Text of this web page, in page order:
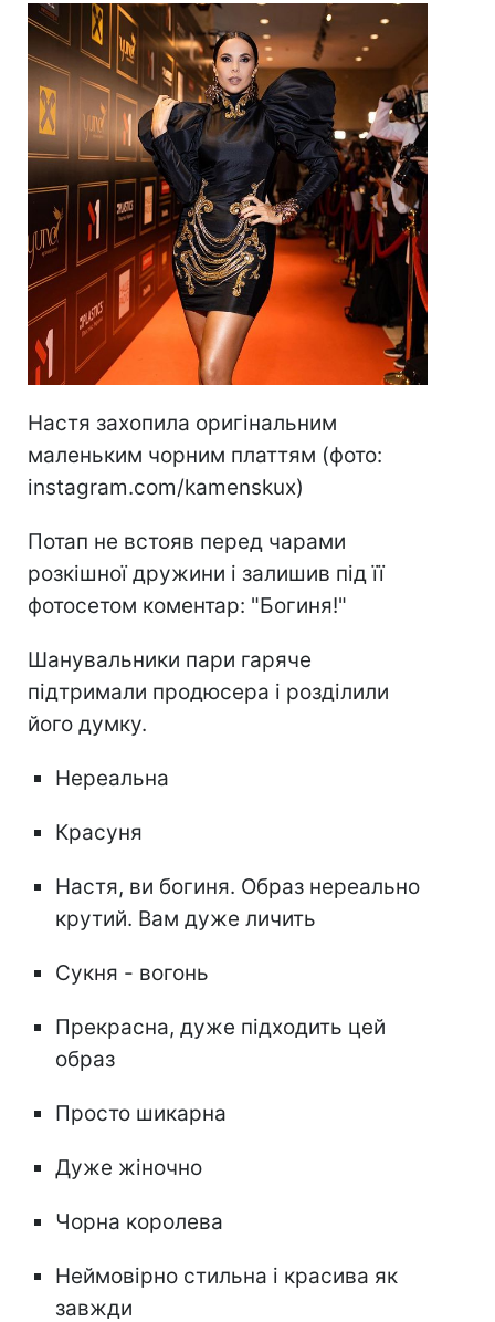
Настя захопила оригінальним
маленьким чорним платтям (фото:
instagram.com/kamenskux)
Потап не встояв перед чарами
розкішної дружини і залишив під її
фотосетом коментар: "Богиня!"
Шанувальники пари гаряче
підтримали продюсера і розділили
його думку.
Нереальна
Красуня
Настя, ви богиня. Образ нереально
крутий. Вам дуже личить
Сукня - вогонь
Прекрасна, дуже підходить цей
образ
Просто шикарна
Дуже жіночно
Чорна королева
Неймовірно стильна і красива як
завжди